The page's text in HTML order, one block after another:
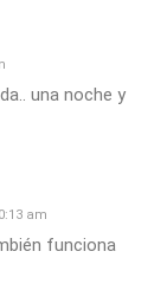
una noche y
am
funciona